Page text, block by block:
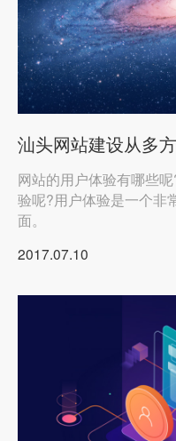
汕头网站建设从多
网站的用户体验有哪些
验呢?用户体验是一个非
面。
2017.07.10